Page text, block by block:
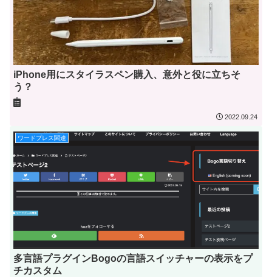
iPhone用にスタイラスペン購入、意外と役に立ちそ
う？
2022.09.24
ワードプレス関連
多言語プラグインBogoの言語スイッチャーの表示をプ
チカスタム